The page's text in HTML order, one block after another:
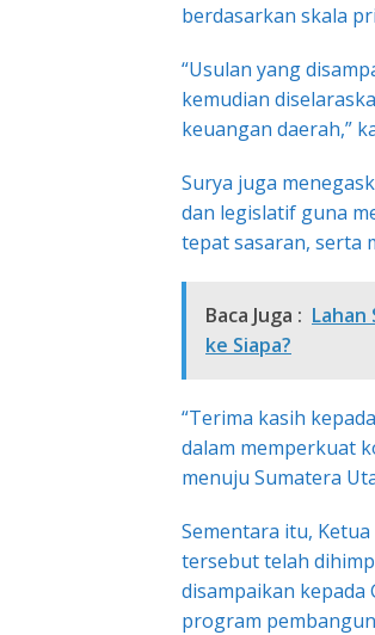
berdasarkan skala
“Usulan yang
kemudian
keuangan daerah,”
Surya juga
dan legislatif guna
tepat sasaran, serta
Baca Juga : Lahan
ke Siapa?
“Terima kasih
dalam memperkuat
menuju Sumatera
Sementara itu,
tersebut telah
disampaikan kepada
program